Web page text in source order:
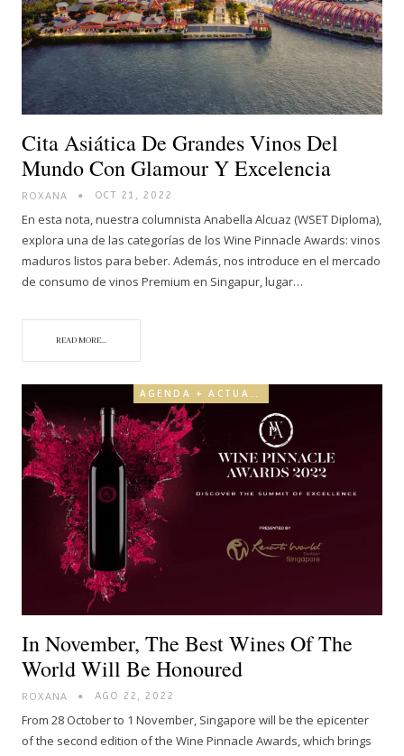
Cita Asiática De Grandes Vinos Del
Mundo Con Glamour Y Excelencia
ROXANA OCT 21, 2022
En esta nota, nuestra columnista Anabella Alcuaz (WSET Diploma),
explora una de las categorías de los Wine Pinnacle Awards: vinos
maduros listos para beber. Además, nos introduce en el mercado
de consumo de vinos Premium en Singapur, lugar…
READ MORE...
In November, The Best Wines Of The
World Will Be Honoured
ROXANA AGO 22, 2022
From 28 October to 1 November, Singapore will be the epicenter
of the second edition of the Wine Pinnacle Awards, which brings